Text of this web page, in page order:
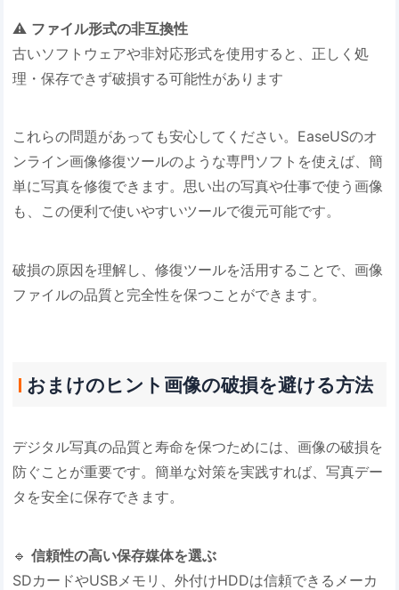
⚠️ ​ ​ファイル形式の非互換性​
古いソフトウェアや非対応形式を使用すると、正しく処
理・保存できず破損する可能性があります
これらの問題があっても安心してください。EaseUSのオ
ンライン画像修復ツールのような専門ソフトを使えば、簡
単に写真を修復できます。思い出の写真や仕事で使う画像
も、この便利で使いやすいツールで復元可能です。
破損の原因を理解し、修復ツールを活用することで、画像
ファイルの品質と完全性を保つことができます。
おまけのヒント画像の破損を避ける方法
デジタル写真の品質と寿命を保つためには、画像の破損を
防ぐことが重要です。簡単な対策を実践すれば、写真デー
タを安全に保存できます。
🔹 ​​信頼性の高い保存媒体を選ぶ​
SDカードやUSBメモリ、外付けHDDは信頼できるメーカ